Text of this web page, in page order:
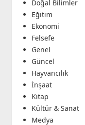
Doğal Bilimler
Eğitim
Ekonomi
Felsefe
Genel
Güncel
Hayvancılık
İnşaat
Kitap
Kültür & Sanat
Medya